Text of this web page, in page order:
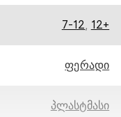
7-12, 12+
ფერადი
პლასტმასი